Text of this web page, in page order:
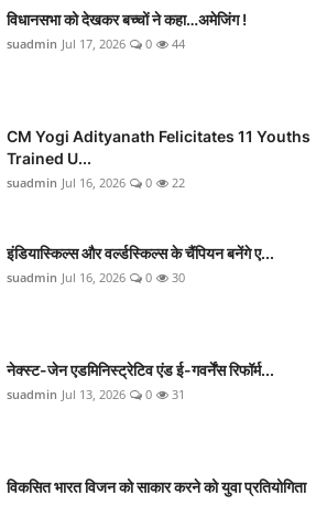
विधानसभा को देखकर बच्चों ने कहा…अमेजिंग !
suadmin Jul 17, 2026 0 44
CM Yogi Adityanath Felicitates 11 Youths
Trained U...
suadmin Jul 16, 2026 0 22
इंडियास्किल्स और वर्ल्डस्किल्स के चैंपियन बनेंगे ए...
suadmin Jul 16, 2026 0 30
नेक्स्ट-जेन एडमिनिस्ट्रेटिव एंड ई-गवर्नेंस रिफॉर्म...
suadmin Jul 13, 2026 0 31
विकसित भारत विजन को साकार करने को युवा प्रतियोगिता